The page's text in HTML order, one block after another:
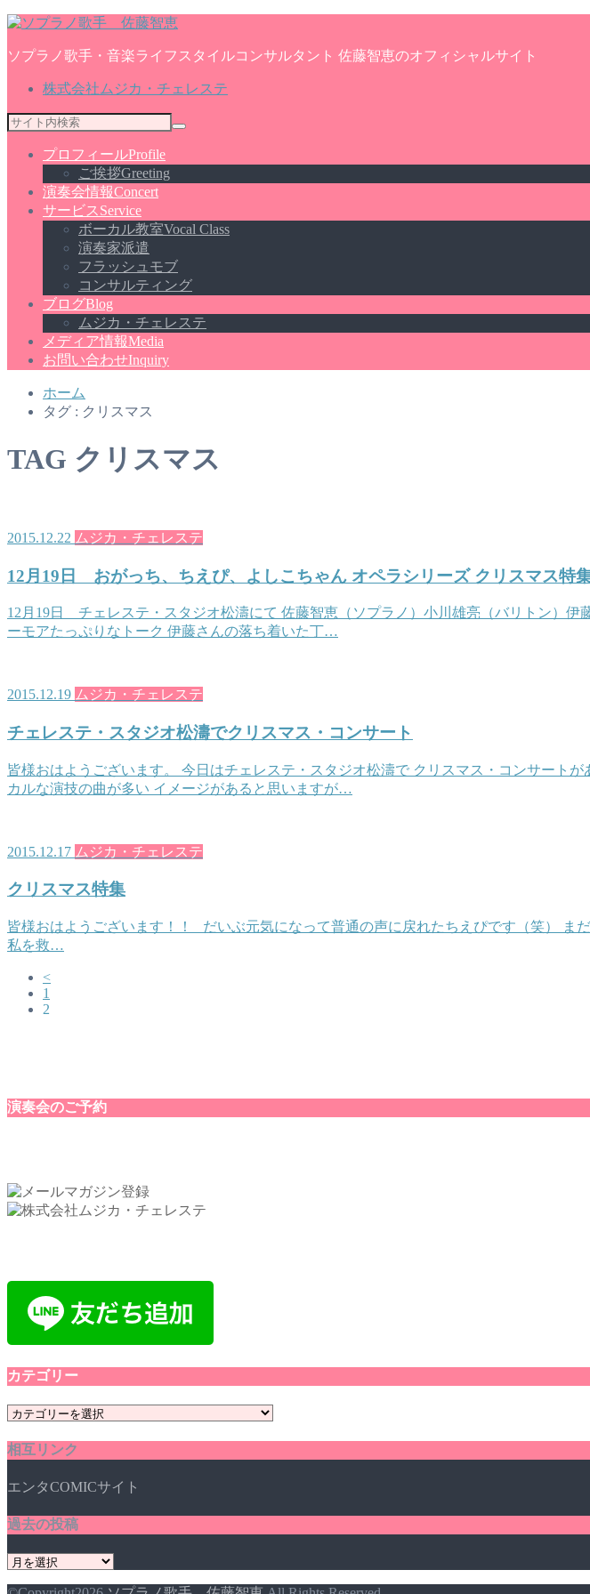
ソプラノ歌手・音楽ライフスタイルコンサルタント 佐藤智恵のオフィシャルサイト
株式会社ムジカ・チェレステ
プロフィールProfile
ご挨拶Greeting
演奏会情報Concert
サービス Service
ボーカル教室Vocal Class
演奏家派遣
フラッシュモブ
コンサルティング
ブログBlog
ムジカ・チェレステ
メディア情報Media
お問い合わせInquiry
ホーム
タグ : クリスマス
TAG クリスマス
2015.12.22 ムジカ・チェレステ
12月19日 おがっち、ちえぴ、よしこちゃん オペラシリーズ クリスマス
12月19日 チェレステ・スタジオ松濤にて 佐藤智恵（ソプラノ）小川雄亮（バリトン）
ーモアたっぷりなトーク 伊藤さんの落ち着いた丁…
2015.12.19 ムジカ・チェレステ
チェレステ・スタジオ松濤でクリスマス・コンサート
皆様おはようございます。 今日はチェレステ・スタジオ松濤で クリスマス・コンサート
カルな演技の曲が多い イメージがあると思いますが…
2015.12.17 ムジカ・チェレステ
クリスマス特集
皆様おはようございます！！ だいぶ元気になって普通の声に戻れたちえぴです（笑）
私を救…
<
1
2
演奏会のご予約
カテゴリー
カ
ゴ
ー
相互リンク
エンタCOMICサイト
過去の投稿
過